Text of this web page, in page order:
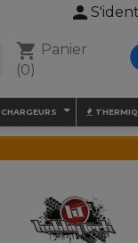
person
shopping_cart Panier
(0)